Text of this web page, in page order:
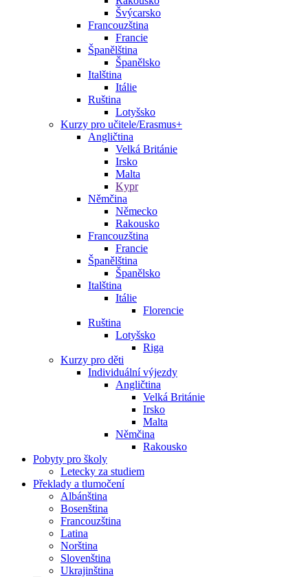
Švýcarsko
Francouzština
Francie
Španělština
Španělsko
Italština
Itálie
Ruština
Lotyšsko
Kurzy pro učitele/Erasmus+
Angličtina
Velká Británie
Irsko
Malta
Kypr
Němčina
Německo
Rakousko
Francouzština
Francie
Španělština
Španělsko
Italština
Itálie
Florencie
Ruština
Lotyšsko
Riga
Kurzy pro děti
Individuální výjezdy
Angličtina
Velká Británie
Irsko
Malta
Němčina
Rakousko
Pobyty pro školy
Letecky za studiem
Překlady a tlumočení
Albánština
Bosenština
Francouzština
Latina
Norština
Slovenština
Ukrajinština